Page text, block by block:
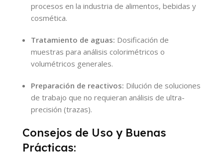
procesos en la industria de alimentos, bebidas y
cosmética.
Tratamiento de aguas: Dosificación de
muestras para análisis colorimétricos o
volumétricos generales.
Preparación de reactivos: Dilución de soluciones
de trabajo que no requieran análisis de ultra-
precisión (trazas).
Consejos de Uso y Buenas
Prácticas: